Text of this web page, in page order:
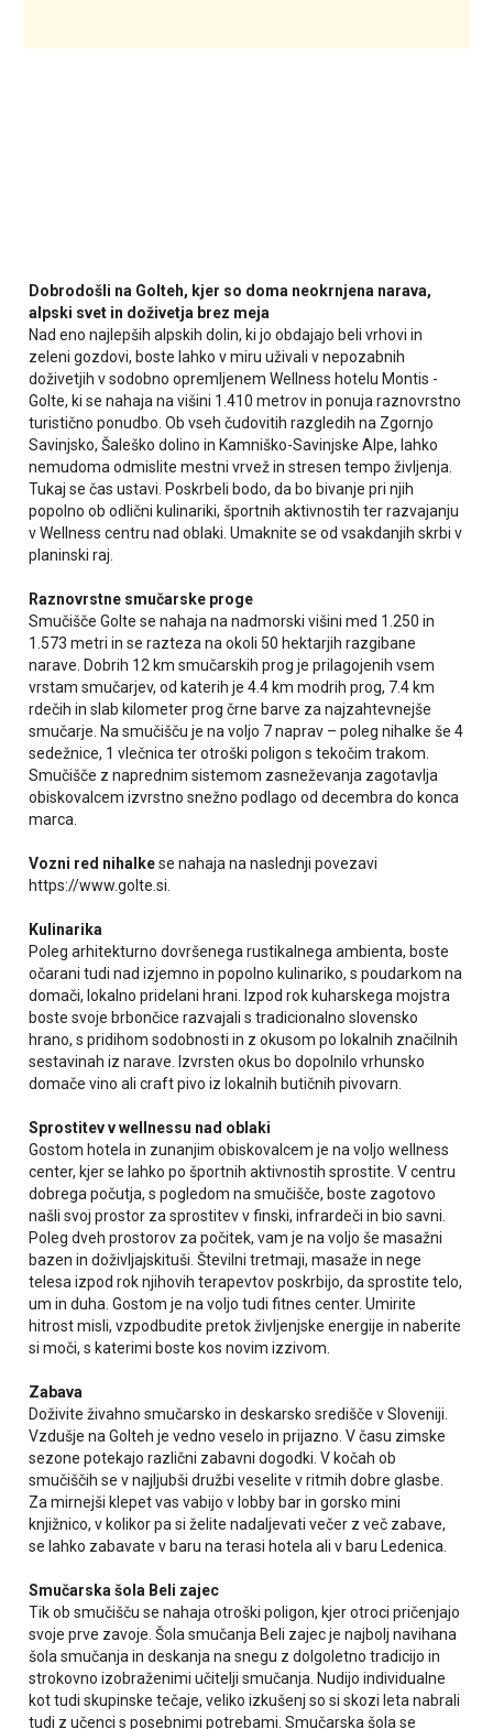
Dobrodošli na Golteh, kjer so doma neokrnjena narava,
alpski svet in doživetja brez meja
Nad eno najlepših alpskih dolin, ki jo obdajajo beli vrhovi in
zeleni gozdovi, boste lahko v miru uživali v nepozabnih
doživetjih v sodobno opremljenem Wellness hotelu Montis -
Golte, ki se nahaja na višini 1.410 metrov in ponuja raznovrstno
turistično ponudbo. Ob vseh čudovitih razgledih na Zgornjo
Savinjsko, Šaleško dolino in Kamniško-Savinjske Alpe, lahko
nemudoma odmislite mestni vrvež in stresen tempo življenja.
Tukaj se čas ustavi. Poskrbeli bodo, da bo bivanje pri njih
popolno ob odlični kulinariki, športnih aktivnostih ter razvajanju
v Wellness centru nad oblaki. Umaknite se od vsakdanjih skrbi v
planinski raj.
Raznovrstne smučarske proge
Smučišče Golte se nahaja na nadmorski višini med 1.250 in
1.573 metri in se razteza na okoli 50 hektarjih razgibane
narave. Dobrih 12 km smučarskih prog je prilagojenih vsem
vrstam smučarjev, od katerih je 4.4 km modrih prog, 7.4 km
rdečih in slab kilometer prog črne barve za najzahtevnejše
smučarje. Na smučišču je na voljo 7 naprav – poleg nihalke še 4
sedežnice, 1 vlečnica ter otroški poligon s tekočim trakom.
Smučišče z naprednim sistemom zasneževanja zagotavlja
obiskovalcem izvrstno snežno podlago od decembra do konca
marca.
Vozni red nihalkese nahaja na naslednji povezavi
https://www.golte.si.
Kulinarika
Poleg arhitekturno dovršenega rustikalnega ambienta, boste
očarani tudi nad izjemno in popolno kulinariko, s poudarkom na
domači, lokalno pridelani hrani. Izpod rok kuharskega mojstra
boste svoje brbončice razvajali s tradicionalno slovensko
hrano, s pridihom sodobnosti in z okusom po lokalnih značilnih
sestavinah iz narave. Izvrsten okus bo dopolnilo vrhunsko
domače vino ali craft pivo iz lokalnih butičnih pivovarn.
Sprostitev v wellnessu nad oblaki
Gostom hotela in zunanjim obiskovalcem je na voljo wellness
center, kjer se lahko po športnih aktivnostih sprostite. V centru
dobrega počutja, s pogledom na smučišče, boste zagotovo
našli svoj prostor za sprostitev v finski, infrardeči in bio savni.
Poleg dveh prostorov za počitek, vam je na voljo še masažni
bazen in doživljajskituši. Številni tretmaji, masaže in nege
telesa izpod rok njihovih terapevtov poskrbijo, da sprostite telo,
um in duha. Gostom je na voljo tudi fitnes center. Umirite
hitrost misli, vzpodbudite pretok življenjske energije in naberite
si moči, s katerimi boste kos novim izzivom.
Zabava
Doživite živahno smučarsko in deskarsko središče v Sloveniji.
Vzdušje na Golteh je vedno veselo in prijazno. V času zimske
sezone potekajo različni zabavni dogodki. V kočah ob
smučiščih se v najljubši družbi veselite v ritmih dobre glasbe.
Za mirnejši klepet vas vabijo v lobby bar in gorsko mini
knjižnico, v kolikor pa si želite nadaljevati večer z več zabave,
se lahko zabavate v baru na terasi hotela ali v baru Ledenica.
Smučarska šola Beli zajec
Tik ob smučišču se nahaja otroški poligon, kjer otroci pričenjajo
svoje prve zavoje. Šola smučanja Beli zajec je najbolj navihana
šola smučanja in deskanja na snegu z dolgoletno tradicijo in
strokovno izobraženimi učitelji smučanja. Nudijo individualne
kot tudi skupinske tečaje, veliko izkušenj so si skozi leta nabrali
tudi z učenci s posebnimi potrebami. Smučarska šola se